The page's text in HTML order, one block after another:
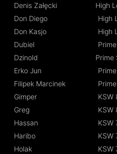
Denis Załęcki
Don Diego
Don Kasjo
Dubiel
Dzinold
Erko Jun
Filipek Marcinek
Gimper
Greg
Hassan
Haribo
Holak
High
High
High
Prime
KSW
KSW
KSW
KSW
KSW